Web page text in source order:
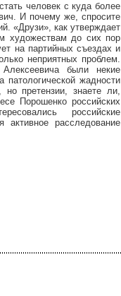
человек с куда более
И почему же, спросите
«Друзи», как утверждает
художествам до сих пор
на партийных съездах и
неприятных проблем.
были некие
патологической жадности
претензии, знаете ли,
Порошенко российских
российские
расследование